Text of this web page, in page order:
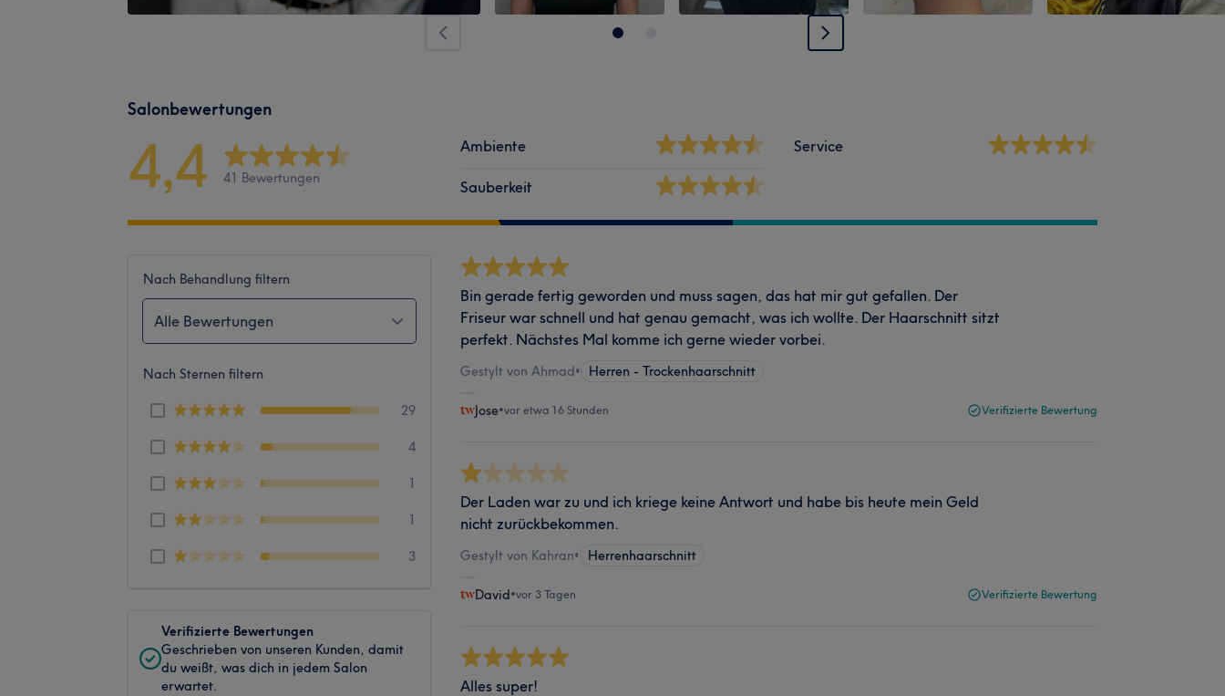
Salonbewertungen
4,4 41 Bewertungen
Ambiente
Sauberkeit
Service
Nach Behandlung filtern
Alle Bewertungen
Nach Sternen filtern
29
4
1
1
3
Verifizierte Bewertungen
Geschrieben von unseren Kunden, damit
du weißt, was dich in jedem Salon
erwartet.
Bin gerade fertig geworden und muss sagen, das hat mir gut gefallen. Der
Friseur war schnell und hat genau gemacht, was ich wollte. Der Haarschnitt sitzt
perfekt. Nächstes Mal komme ich gerne wieder vorbei.
Gestylt von Ahmad• Herren - Trockenhaarschnitt
Jose•vor etwa 16 Stunden Verifizierte Bewertung
Der Laden war zu und ich kriege keine Antwort und habe bis heute mein Geld
nicht zurückbekommen.
Gestylt von Kahran• Herrenhaarschnitt
David•vor 3 Tagen Verifizierte Bewertung
Alles super!